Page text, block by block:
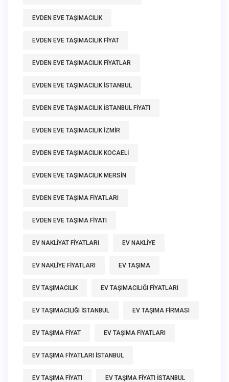
EVDEN EVE TAŞIMACILIK
EVDEN EVE TAŞIMACILIK FIYAT
EVDEN EVE TAŞIMACILIK FIYATLAR
EVDEN EVE TAŞIMACILIK ISTANBUL
EVDEN EVE TAŞIMACILIK ISTANBUL FIYATI
EVDEN EVE TAŞIMACILIK IZMIR
EVDEN EVE TAŞIMACILIK KOCAELI
EVDEN EVE TAŞIMACILIK MERSIN
EVDEN EVE TAŞIMA FIYATLARI
EVDEN EVE TAŞIMA FIYATI
EV NAKLIYAT FIYATLARI EV NAKLIYE
EV NAKLIYE FIYATLARI EV TAŞIMA
EV TAŞIMACILIK EV TAŞIMACILIĞI FIYATLARI
EV TAŞIMACILIĞI ISTANBUL EV TAŞIMA FIRMASI
EV TAŞIMA FIYAT EV TAŞIMA FIYATLARI
EV TAŞIMA FIYATLARI ISTANBUL
EV TAŞIMA FIYATI EV TAŞIMA FIYATI ISTANBUL